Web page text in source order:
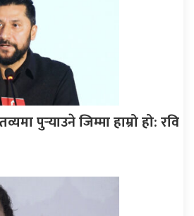
पुर्‍याउने जिम्मा हाम्रो हो: रवि